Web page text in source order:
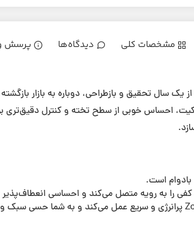
مشخصات کلی دیدگاه‌ها پرسش
سال تحقیق و بازطراحی، دوباره به بازار
احساس خوبی از سطح تخته و کنترل دقیق‌تری برای
بادوام است.
کفی را به رویه متصل می‌کند و احساسی